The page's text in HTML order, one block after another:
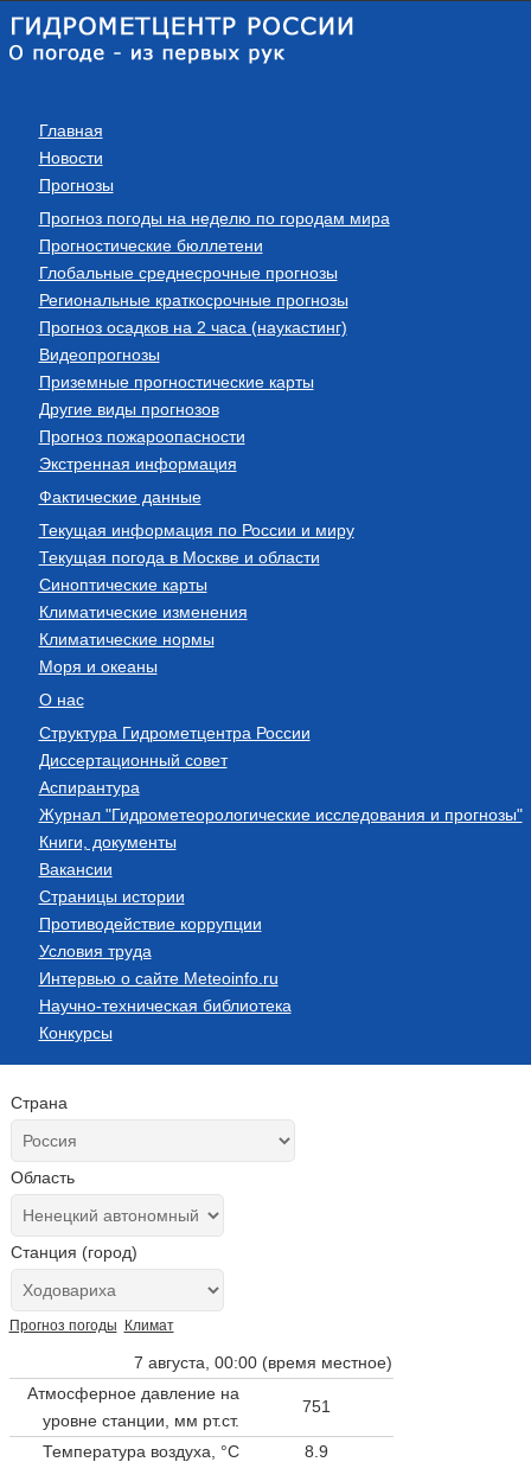
Главная
Новости
Прогнозы
Прогноз погоды на неделю по городам мира
Прогностические бюллетени
Глобальные среднесрочные прогнозы
Региональные краткосрочные прогнозы
Прогноз осадков на 2 часа (наукастинг)
Видеопрогнозы
Приземные прогностические карты
Другие виды прогнозов
Прогноз пожароопасности
Экстренная информация
Фактические данные
Текущая информация по России и миру
Текущая погода в Москве и области
Синоптические карты
Климатические изменения
Климатические нормы
Моря и океаны
О нас
Структура Гидрометцентра России
Диссертационный совет
Аспирантура
Журнал "Гидрометеорологические исследования и прогнозы"
Книги, документы
Вакансии
Страницы истории
Противодействие коррупции
Условия труда
Интервью о сайте Meteoinfo.ru
Научно-техническая библиотека
Конкурсы
Страна
Область
Станция (город)
Прогноз погоды Климат
7 августа, 00:00 (время местное)
Атмосферное давление на
уровне станции, мм рт.ст.
751
Температура воздуха, °C
8.9